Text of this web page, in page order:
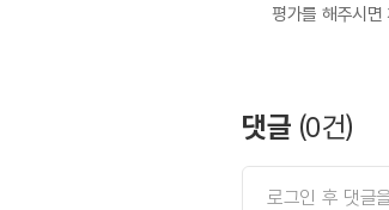
평가를 해주시면
댓글 (0건)